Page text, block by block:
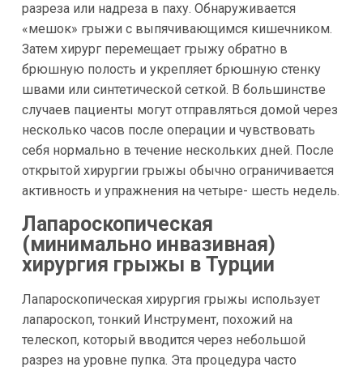
разреза или надреза в паху. Обнаруживается
«мешок» грыжи с выпячивающимся кишечником.
Затем хирург перемещает грыжу обратно в
брюшную полость и укрепляет брюшную стенку
швами или синтетической сеткой. В большинстве
случаев пациенты могут отправляться домой через
несколько часов после операции и чувствовать
себя нормально в течение нескольких дней. После
открытой хирургии грыжы обычно ограничивается
активность и упражнения на четыре- шесть недель.
Лапароскопическая
(минимально инвазивная)
хирургия грыжы в Турции
Лапароскопическая хирургия грыжы использует
лапароскоп, тонкий Инструмент, похожий на
телескоп, который вводится через небольшой
разрез на уровне пупка. Эта процедура часто